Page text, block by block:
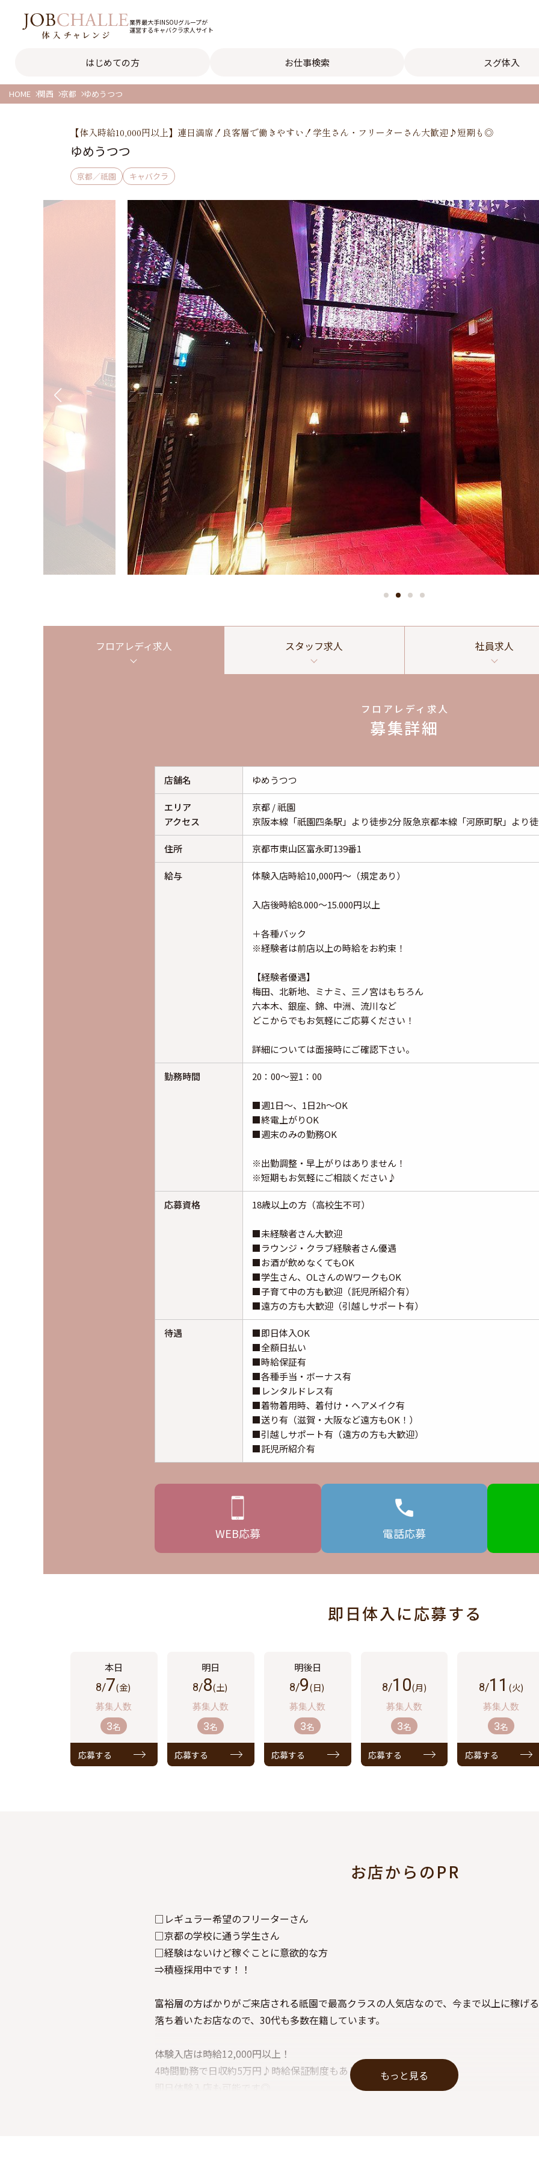
業界最大手INSOUグループが
運営するキャバクラ求人サイト
はじめての方 お仕事検索 スグ体入
HOME 関西 京都 ゆめうつつ
【体入時給10,000円以上】連日満席！良客層で働きやすい！学生さん・フリーターさん大歓迎♪短期も◎
ゆめうつつ
京都／祇園 キャバクラ
フロアレディ求人 スタッフ求人 社員求人
フロアレディ求人
募集詳細
店舗名 ゆめうつつ
エリア
アクセス
京都 / 祇園
京阪本線「祇園四条駅」より徒歩2分 阪急京都本線「河原町駅」より
住所 京都市東山区富永町139番1
給与 体験入店時給10,000円～（規定あり）
入店後時給8.000〜15.000円以上
＋各種バック
※経験者は前店以上の時給をお約束！
【経験者優遇】
梅田、北新地、ミナミ、三ノ宮はもちろん
六本木、銀座、錦、中洲、流川など
どこからでもお気軽にご応募ください！
詳細については面接時にご確認下さい。
勤務時間 20：00～翌1：00
■週1日～、1日2h～OK
■終電上がりOK
■週末のみの勤務OK
※出勤調整・早上がりはありません！
※短期もお気軽にご相談ください♪
応募資格 18歳以上の方（高校生不可）
■未経験者さん大歓迎
■ラウンジ・クラブ経験者さん優遇
■お酒が飲めなくてもOK
■学生さん、OLさんのWワークもOK
■子育て中の方も歓迎（託児所紹介有）
■遠方の方も大歓迎（引越しサポート有）
待遇
■即日体入OK
■全額日払い
■時給保証有
■各種手当・ボーナス有
■レンタルドレス有
■着物着用時、着付け・ヘアメイク有
■送り有（滋賀・大阪など遠方もOK！）
■引越しサポート有（遠方の方も大歓迎）
■託児所紹介有
WEB応募 電話応募
即日体入に応募する
8/7(金)
3名
応募する
8/8(土)
3名
応募する
8/9(日)
3名
応募する
8/10(月)
3名
応募する
8/11 (火)
3名
応募する
お店からのPR
□レギュラー希望のフリーターさん
□京都の学校に通う学生さん
□経験はないけど稼ぐことに意欲的な方
⇒積極採用中です！！
富裕層の方ばかりがご来店される祇園で最高クラスの人気店なので、今まで以上に稼げ
落ち着いたお店なので、30代も多数在籍しています。
体験入店は時給12,000円以上！
4時間勤務で日収約5万円♪時給保証制度もあります！もっと見る